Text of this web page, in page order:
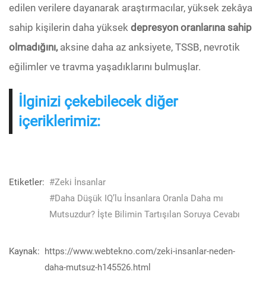
edilen verilere dayanarak araştırmacılar, yüksek zekâya
sahip kişilerin daha yüksek depresyon oranlarına sahip
olmadığını,aksine daha az anksiyete, TSSB, nevrotik
eğilimler ve travma yaşadıklarını bulmuşlar.
İlginizi çekebilecek diğer
içeriklerimiz:
Etiketler: #Zeki İnsanlar
#Daha Düşük IQ’lu İnsanlara Oranla Daha mı
Mutsuzdur? İşte Bilimin Tartışılan Soruya Cevabı
Kaynak: https://www.webtekno.com/zeki-insanlar-neden-
daha-mutsuz-h145526.html